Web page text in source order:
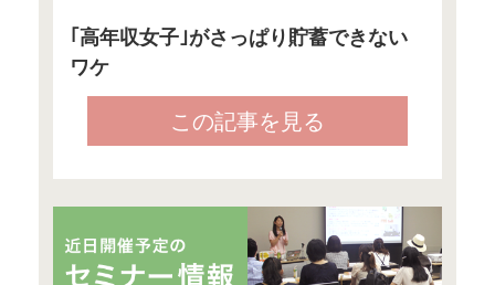
そんなバリキャリウーマンか
「高年収なのに貯蓄がほとん
年収800万円なのに貯蓄が
中には年収1000万円なのに貯